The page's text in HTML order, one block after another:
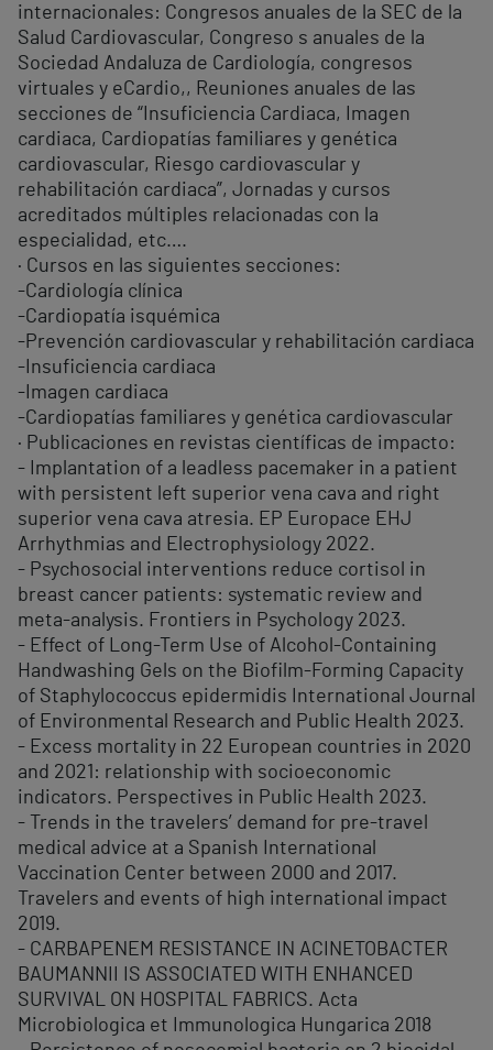
internacionales: Congresos anuales de la SEC de la
Salud Cardiovascular, Congreso s anuales de la
Sociedad Andaluza de Cardiología, congresos
virtuales y eCardio,, Reuniones anuales de las
secciones de “Insuficiencia Cardiaca, Imagen
cardiaca, Cardiopatías familiares y genética
cardiovascular, Riesgo cardiovascular y
rehabilitación cardiaca”, Jornadas y cursos
acreditados múltiples relacionadas con la
especialidad, etc….
· Cursos en las siguientes secciones:
-Cardiología clínica
-Cardiopatía isquémica
-Prevención cardiovascular y rehabilitación cardiaca
-Insuficiencia cardiaca
-Imagen cardiaca
-Cardiopatías familiares y genética cardiovascular
· Publicaciones en revistas científicas de impacto:
- Implantation of a leadless pacemaker in a patient
with persistent left superior vena cava and right
superior vena cava atresia. EP Europace EHJ
Arrhythmias and Electrophysiology 2022.
- Psychosocial interventions reduce cortisol in
breast cancer patients: systematic review and
meta-analysis. Frontiers in Psychology 2023.
- Effect of Long-Term Use of Alcohol-Containing
Handwashing Gels on the Biofilm-Forming Capacity
of Staphylococcus epidermidis International Journal
of Environmental Research and Public Health 2023.
- Excess mortality in 22 European countries in 2020
and 2021: relationship with socioeconomic
indicators. Perspectives in Public Health 2023.
- Trends in the travelers’ demand for pre-travel
medical advice at a Spanish International
Vaccination Center between 2000 and 2017.
Travelers and events of high international impact
2019.
- CARBAPENEM RESISTANCE IN ACINETOBACTER
BAUMANNII IS ASSOCIATED WITH ENHANCED
SURVIVAL ON HOSPITAL FABRICS. Acta
Microbiologica et Immunologica Hungarica 2018